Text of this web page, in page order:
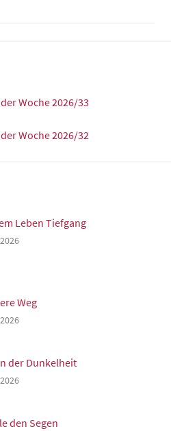
Woche 2026/33
Woche 2026/32
Leben Tiefgang
Weg
der Dunkelheit
den Segen